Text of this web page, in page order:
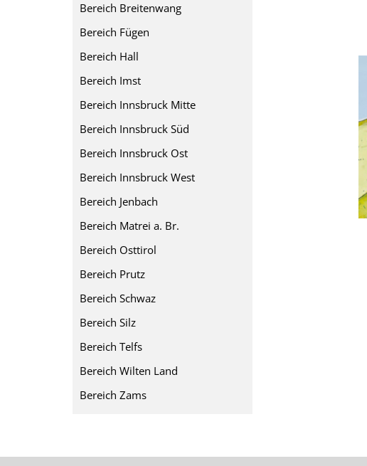
Bereich Breitenwang
Bereich Fügen
Bereich Hall
Bereich Imst
Bereich Innsbruck Mitte
Bereich Innsbruck Süd
Bereich Innsbruck Ost
Bereich Innsbruck West
Bereich Jenbach
Bereich Matrei a. Br.
Bereich Osttirol
Bereich Prutz
Bereich Schwaz
Bereich Silz
Bereich Telfs
Bereich Wilten Land
Bereich Zams